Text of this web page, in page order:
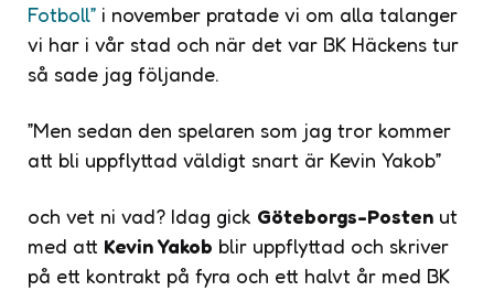
Fotboll” i november pratade vi om alla talanger
vi har i vår stad och när det var BK Häckens tur
så sade jag följande.
”Men sedan den spelaren som jag tror kommer
att bli uppflyttad väldigt snart är Kevin Yakob”
och vet ni vad? Idag gick Göteborgs-Posten ut
med att Kevin Yakob blir uppflyttad och skriver
på ett kontrakt på fyra och ett halvt år med BK